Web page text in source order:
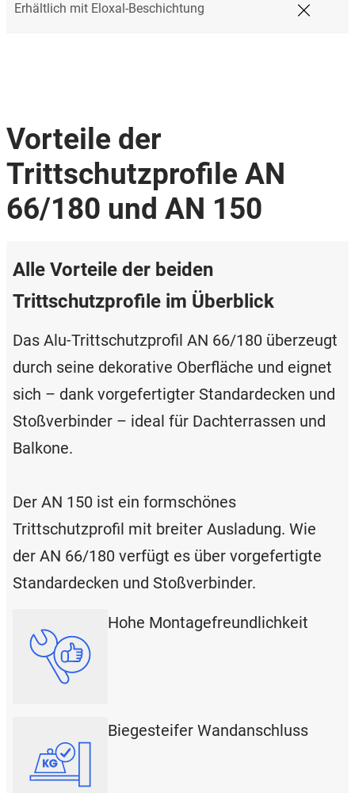
Erhältlich mit Eloxal-Beschichtung
Vorteile der
Trittschutzprofile AN
66/180 und AN 150
Alle Vorteile der beiden
Trittschutzprofile im Überblick
Das Alu-Trittschutzprofil AN 66/180 überzeugt
durch seine dekorative Oberfläche und eignet
sich – dank vorgefertigter Standardecken und
Stoßverbinder – ideal für Dachterrassen und
Balkone.
Der AN 150 ist ein formschönes
Trittschutzprofil mit breiter Ausladung. Wie
der AN 66/180 verfügt es über vorgefertigte
Standardecken und Stoßverbinder.
Hohe Montagefreundlichkeit
Biegesteifer Wandanschluss